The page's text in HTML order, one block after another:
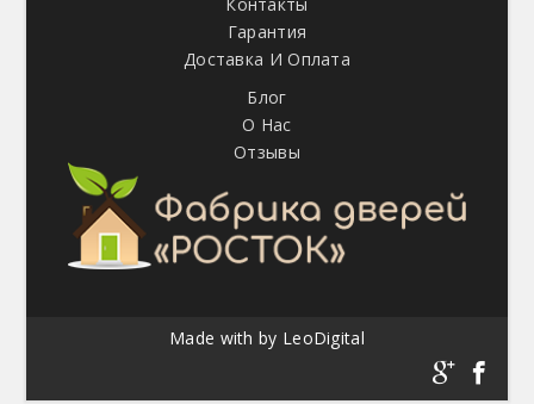
Гарантия
Доставка И Оплата
Блог
О Нас
Отзывы
Made withby LeoDigital